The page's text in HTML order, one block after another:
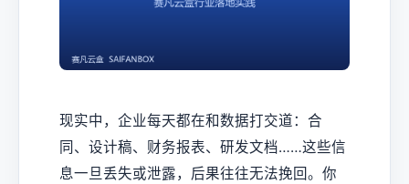
现实中，企业每天都在和数据打交道：合
同、设计稿、财务报表、研发文档……这些信
息一旦丢失或泄露，后果往往无法挽回。你